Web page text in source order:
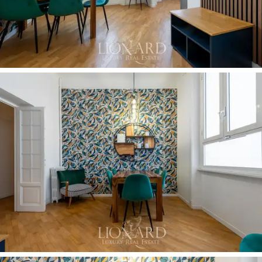
дополняют спальную зону, предлагая
функциональную планировку, полностью
соответствующую высокому классу резиденции.
Центральное отопление дополнено современной
потолочной системой обогрева и охлаждения со
сплит-инверторами в каждой комнате, что
обеспечивает оптимальный микроклимат в любое
время года без ущерба для эстетики интерьера.
Удобная прачечная и кладовая комната в коридоре
завершают практическое оснащение апартаментов.
Объект имеет официальную лицензию на ведение
гостиничной деятельности в формате
коммерческого гостевого дома (casa vacanze
imprenditoriale), что значительно расширяет
возможности его использования для тех, кто желает